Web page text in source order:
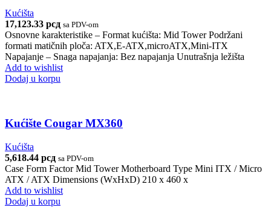
Kućišta
17,123.33 рсд sa PDV-om
Osnovne karakteristike – Format kućišta: Mid Tower Podržani
formati matičnih ploča: ATX,E-ATX,microATX,Mini-ITX
Napajanje – Snaga napajanja: Bez napajanja Unutrašnja ležišta
Add to wishlist
Dodaj u korpu
Kućište Cougar MX360
Kućišta
5,618.44 рсд sa PDV-om
Case Form Factor Mid Tower Motherboard Type Mini ITX / Micro
ATX / ATX Dimensions (WxHxD) 210 x 460 x
Add to wishlist
Dodaj u korpu